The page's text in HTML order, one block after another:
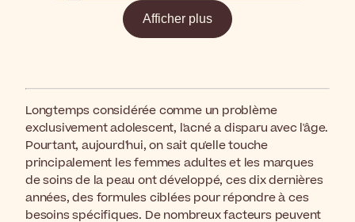
Afficher plus
Longtemps considérée comme un problème
exclusivement adolescent, l'acné a disparu avec l'âge.
Pourtant, aujourd'hui, on sait qu'elle touche
principalement les femmes adultes et les marques
de soins de la peau ont développé, ces dix dernières
années, des formules ciblées pour répondre à ces
besoins spécifiques. De nombreux facteurs peuvent